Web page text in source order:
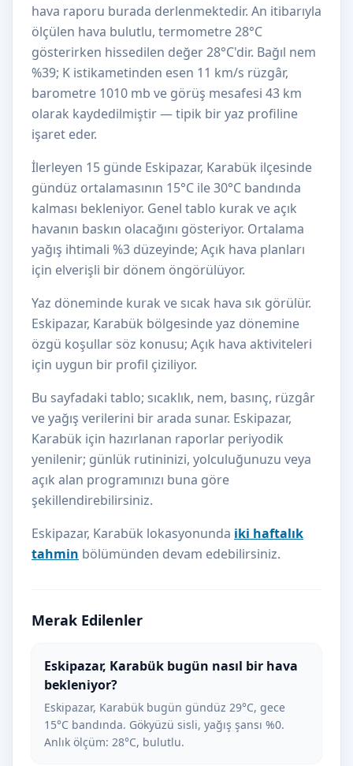
hava raporu burada derlenmektedir. An itibarıyla
ölçülen hava bulutlu, termometre 28°C
gösterirken hissedilen değer 28°C'dir. Bağıl nem
%39; K istikametinden esen 11 km/s rüzgâr,
barometre 1010 mb ve görüş mesafesi 43 km
olarak kaydedilmiştir — tipik bir yaz profiline
işaret eder.
İlerleyen 15 günde Eskipazar, Karabük ilçesinde
gündüz ortalamasının 15°C ile 30°C bandında
kalması bekleniyor. Genel tablo kurak ve açık
havanın baskın olacağını gösteriyor. Ortalama
yağış ihtimali %3 düzeyinde; Açık hava planları
için elverişli bir dönem öngörülüyor.
Yaz döneminde kurak ve sıcak hava sık görülür.
Eskipazar, Karabük bölgesinde yaz dönemine
özgü koşullar söz konusu; Açık hava aktiviteleri
için uygun bir profil çiziliyor.
Bu sayfadaki tablo; sıcaklık, nem, basınç, rüzgâr
ve yağış verilerini bir arada sunar. Eskipazar,
Karabük için hazırlanan raporlar periyodik
yenilenir; günlük rutininizi, yolculuğunuzu veya
açık alan programınızı buna göre
şekillendirebilirsiniz.
Eskipazar, Karabük lokasyonunda iki haftalık
tahmin bölümünden devam edebilirsiniz.
Merak Edilenler
Eskipazar, Karabük bugün nasıl bir hava
bekleniyor?
Eskipazar, Karabük bugün gündüz 29°C, gece
15°C bandında. Gökyüzü sisli, yağış şansı %0.
Anlık ölçüm: 28°C, bulutlu.